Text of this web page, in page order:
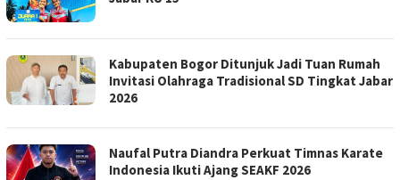
Kabupaten Bogor Ditunjuk Jadi Tuan Rumah
Invitasi Olahraga Tradisional SD Tingkat Jabar
2026
Naufal Putra Diandra Perkuat Timnas Karate
Indonesia Ikuti Ajang SEAKF 2026